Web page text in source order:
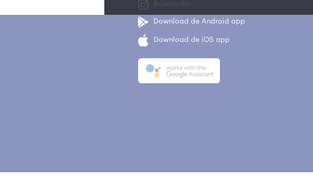
Buienradar
Download de Android app
Download de iOS app